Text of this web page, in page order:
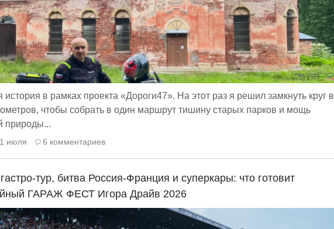
история в рамках проекта «Дороги47». На этот раз я решил замкнуть круг в
чтобы собрать в один маршрут тишину старых парков и мощь
природы...
июля 6 комментариев
тур, битва Россия-Франция и суперкары: что готовит
ГАРАЖ ФЕСТ Игора Драйв 2026